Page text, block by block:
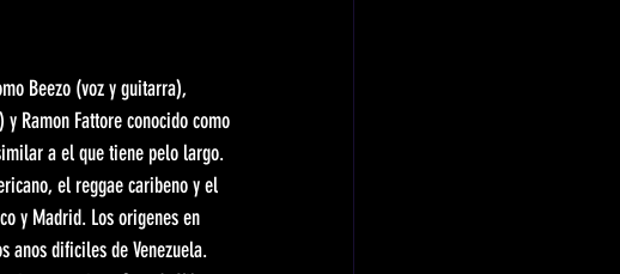
Beezo (voz y guitarra),
Ramon Fattore conocido como
a el que tiene pelo largo.
el reggae caribeno y el
y Madrid. Los origenes en
anos dificiles de Venezuela.